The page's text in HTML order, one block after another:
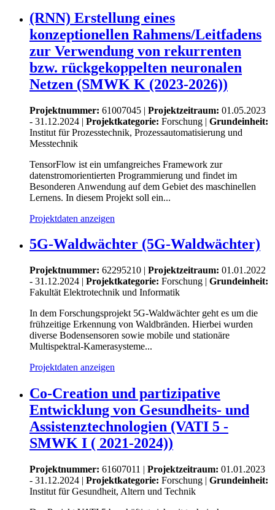
(RNN) Erstellung eines
konzeptionellen Rahmens/Leitfadens
zur Verwendung von rekurrenten
bzw. rückgekoppelten neuronalen
Netzen (SMWK K (2023-2026))
Projektnummer: 61007045 | Projektzeitraum: 01.05.2023
- 31.12.2024 | Projektkategorie: Forschung | Grundeinheit:
Institut für Prozesstechnik, Prozessautomatisierung und
Messtechnik
TensorFlow ist ein umfangreiches Framework zur
datenstromorientierten Programmierung und findet im
Besonderen Anwendung auf dem Gebiet des maschinellen
Lernens. In diesem Projekt soll ein...
Projektdaten anzeigen
5G-Waldwächter (5G-Waldwächter)
Projektnummer: 62295210 | Projektzeitraum: 01.01.2022
- 31.12.2024 | Projektkategorie: Forschung | Grundeinheit:
Fakultät Elektrotechnik und Informatik
In dem Forschungsprojekt 5G-Waldwächter geht es um die
frühzeitige Erkennung von Waldbränden. Hierbei wurden
diverse Bodensensoren sowie mobile und stationäre
Multispektral-Kamerasysteme...
Projektdaten anzeigen
Co-Creation und partizipative
Entwicklung von Gesundheits- und
Assistenztechnologien (VATI 5 -
SMWK I ( 2021-2024))
Projektnummer: 61607011 | Projektzeitraum: 01.01.2023
- 31.12.2024 | Projektkategorie: Forschung | Grundeinheit:
Institut für Gesundheit, Altern und Technik